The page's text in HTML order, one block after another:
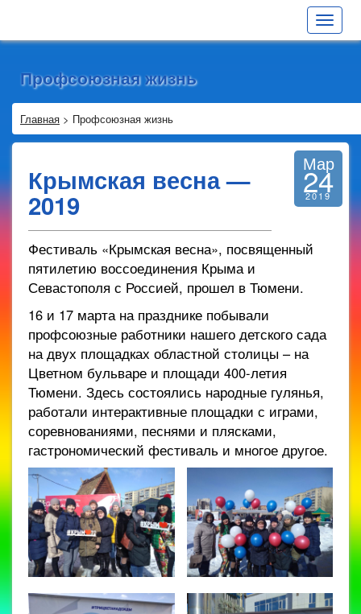
Toggle
Профсоюзная жизнь
Главная > Профсоюзная жизнь
Крымская весна —
2019
Мар
24
2019
Фестиваль «Крымская весна», посвященный
пятилетию воссоединения Крыма и
Севастополя с Россией, прошел в Тюмени.
16 и 17 марта на празднике побывали
профсоюзные работники нашего детского сада
на двух площадках областной столицы – на
Цветном бульваре и площади 400-летия
Тюмени. Здесь состоялись народные гулянья,
работали интерактивные площадки с играми,
соревнованиями, песнями и плясками,
гастрономический фестиваль и многое другое.